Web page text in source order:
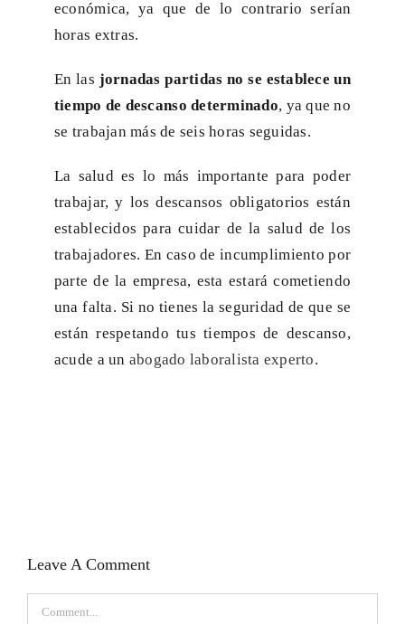
económica, ya que de lo contrario serían
horas extras.
En las jornadas partidas no se establece un
tiempo de descanso determinado, ya que no
se trabajan más de seis horas seguidas.
La salud es lo más importante para poder
trabajar, y los descansos obligatorios están
establecidos para cuidar de la salud de los
trabajadores. En caso de incumplimiento por
parte de la empresa, esta estará cometiendo
una falta. Si no tienes la seguridad de que se
están respetando tus tiempos de descanso,
acude a un abogado laboralista experto.
Leave A Comment
Comment